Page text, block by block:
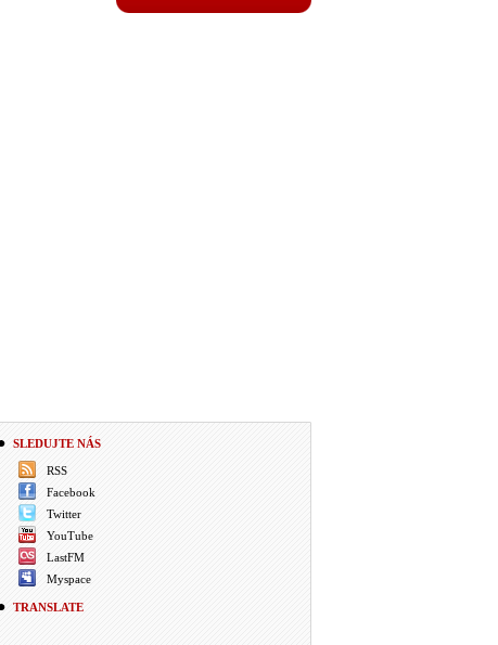
SLEDUJTE NÁS
RSS
Facebook
Twitter
YouTube
LastFM
Myspace
TRANSLATE